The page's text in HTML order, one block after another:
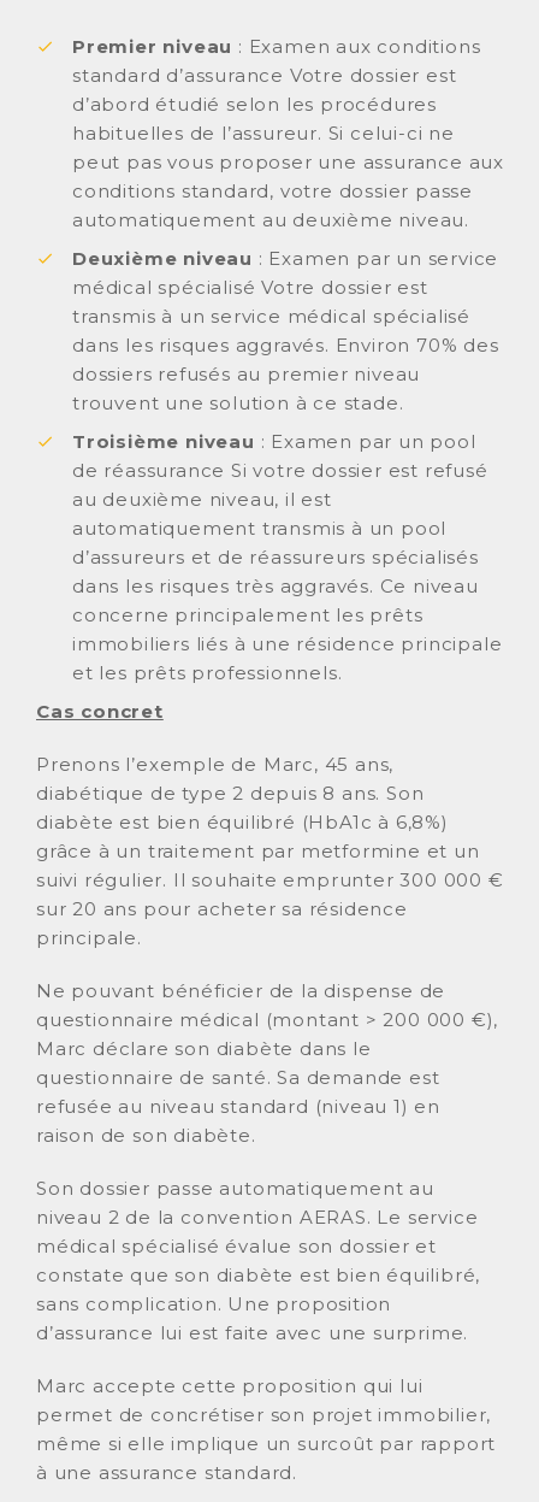
Premier niveau : Examen aux conditions
standard d’assurance Votre dossier est
d’abord étudié selon les procédures
habituelles de l’assureur. Si celui-ci ne
peut pas vous proposer une assurance aux
conditions standard, votre dossier passe
automatiquement au deuxième niveau.
Deuxième niveau : Examen par un service
médical spécialisé Votre dossier est
transmis à un service médical spécialisé
dans les risques aggravés. Environ 70% des
dossiers refusés au premier niveau
trouvent une solution à ce stade.
Troisième niveau : Examen par un pool
de réassurance Si votre dossier est refusé
au deuxième niveau, il est
automatiquement transmis à un pool
d’assureurs et de réassureurs spécialisés
dans les risques très aggravés. Ce niveau
concerne principalement les prêts
immobiliers liés à une résidence principale
et les prêts professionnels.
Cas concret
Prenons l’exemple de Marc, 45 ans,
diabétique de type 2 depuis 8 ans. Son
diabète est bien équilibré (HbA1c à 6,8%)
grâce à un traitement par metformine et un
suivi régulier. Il souhaite emprunter 300 000 €
sur 20 ans pour acheter sa résidence
principale.
Ne pouvant bénéficier de la dispense de
questionnaire médical (montant > 200 000 €),
Marc déclare son diabète dans le
questionnaire de santé. Sa demande est
refusée au niveau standard (niveau 1) en
raison de son diabète.
Son dossier passe automatiquement au
niveau 2 de la convention AERAS. Le service
médical spécialisé évalue son dossier et
constate que son diabète est bien équilibré,
sans complication. Une proposition
d’assurance lui est faite avec une surprime.
Marc accepte cette proposition qui lui
permet de concrétiser son projet immobilier,
même si elle implique un surcoût par rapport
à une assurance standard.